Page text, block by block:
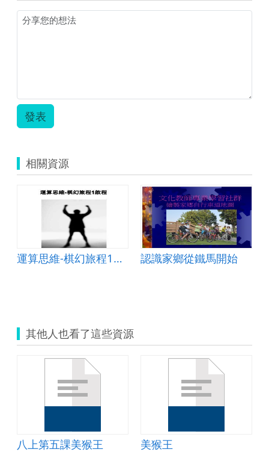
發表
相關資源
運算思維-棋幻旅程1啟程
認識家鄉從鐵馬開始
其他人也看了這些資源
八上第五課美猴王 美猴王